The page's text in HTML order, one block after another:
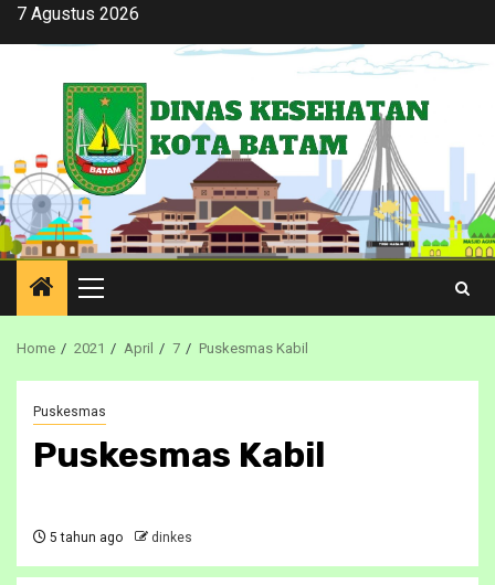
Skip7 Agustus 2026
Primary
Menu
Home 2021 April 7 Puskesmas Kabil
Puskesmas
Puskesmas Kabil
5 tahun ago dinkes